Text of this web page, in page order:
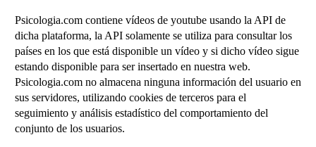
Psicologia.com contiene vídeos de youtube usando la API de
dicha plataforma, la API solamente se utiliza para consultar los
países en los que está disponible un vídeo y si dicho vídeo sigue
estando disponible para ser insertado en nuestra web.
Psicologia.com no almacena ninguna información del usuario en
sus servidores, utilizando cookies de terceros para el
seguimiento y análisis estadístico del comportamiento del
conjunto de los usuarios.